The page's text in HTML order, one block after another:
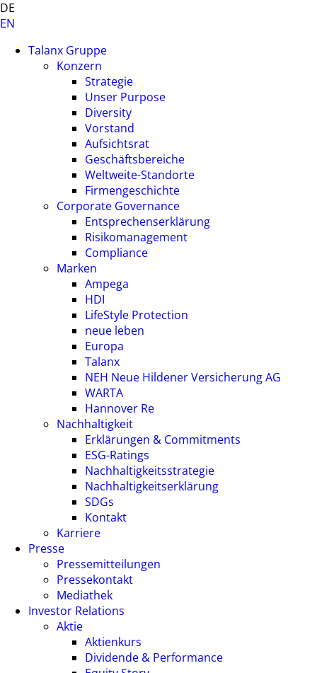
DE
EN
Talanx Gruppe
Konzern
Strategie
Unser Purpose
Diversity
Vorstand
Aufsichtsrat
Geschäftsbereiche
Weltweite-Standorte
Firmengeschichte
Corporate Governance
Entsprechenserklärung
Risikomanagement
Compliance
Marken
Ampega
HDI
LifeStyle Protection
neue leben
Europa
Talanx
NEH Neue Hildener Versicherung AG
WARTA
Hannover Re
Nachhaltigkeit
Erklärungen & Commitments
ESG-Ratings
Nachhaltigkeitsstrategie
Nachhaltigkeitserklärung
SDGs
Kontakt
Karriere
Presse
Pressemitteilungen
Pressekontakt
Mediathek
Investor Relations
Aktie
Aktienkurs
Dividende & Performance